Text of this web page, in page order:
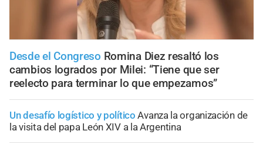
Desde el Congreso Romina Diez resaltó los
cambios logrados por Milei: “Tiene que ser
reelecto para terminar lo que empezamos”
Un desafío logístico y político Avanza la organización de
la visita del papa León XIV a la Argentina